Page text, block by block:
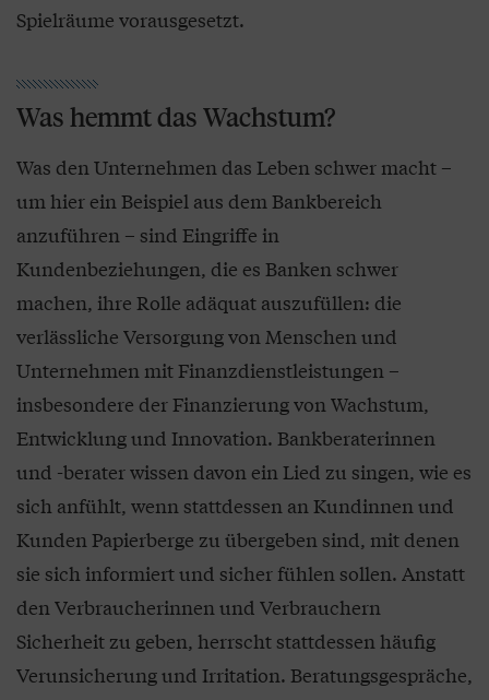
Spielräume vorausgesetzt.
Was hemmt das Wachstum?
Was den Unternehmen das Leben schwer macht –
um hier ein Beispiel aus dem Bankbereich
anzuführen – sind Eingriffe in
Kundenbeziehungen, die es Banken schwer
machen, ihre Rolle adäquat auszufüllen: die
verlässliche Versorgung von Menschen und
Unternehmen mit Finanzdienstleistungen –
insbesondere der Finanzierung von Wachstum,
Entwicklung und Innovation. Bankberaterinnen
und -berater wissen davon ein Lied zu singen, wie es
sich anfühlt, wenn stattdessen an Kundinnen und
Kunden Papierberge zu übergeben sind, mit denen
sie sich informiert und sicher fühlen sollen. Anstatt
den Verbraucherinnen und Verbrauchern
Sicherheit zu geben, herrscht stattdessen häufig
Verunsicherung und Irritation. Beratungsgespräche,